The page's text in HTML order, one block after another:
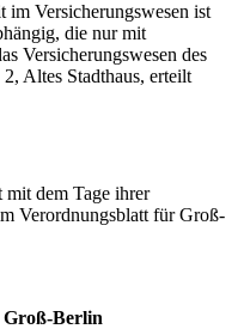
im Versicherungswesen ist
die nur mit
Versicherungswesen des
Altes Stadthaus, erteilt
dem Tage ihrer
Verordnungsblatt für Groß-
Berlin